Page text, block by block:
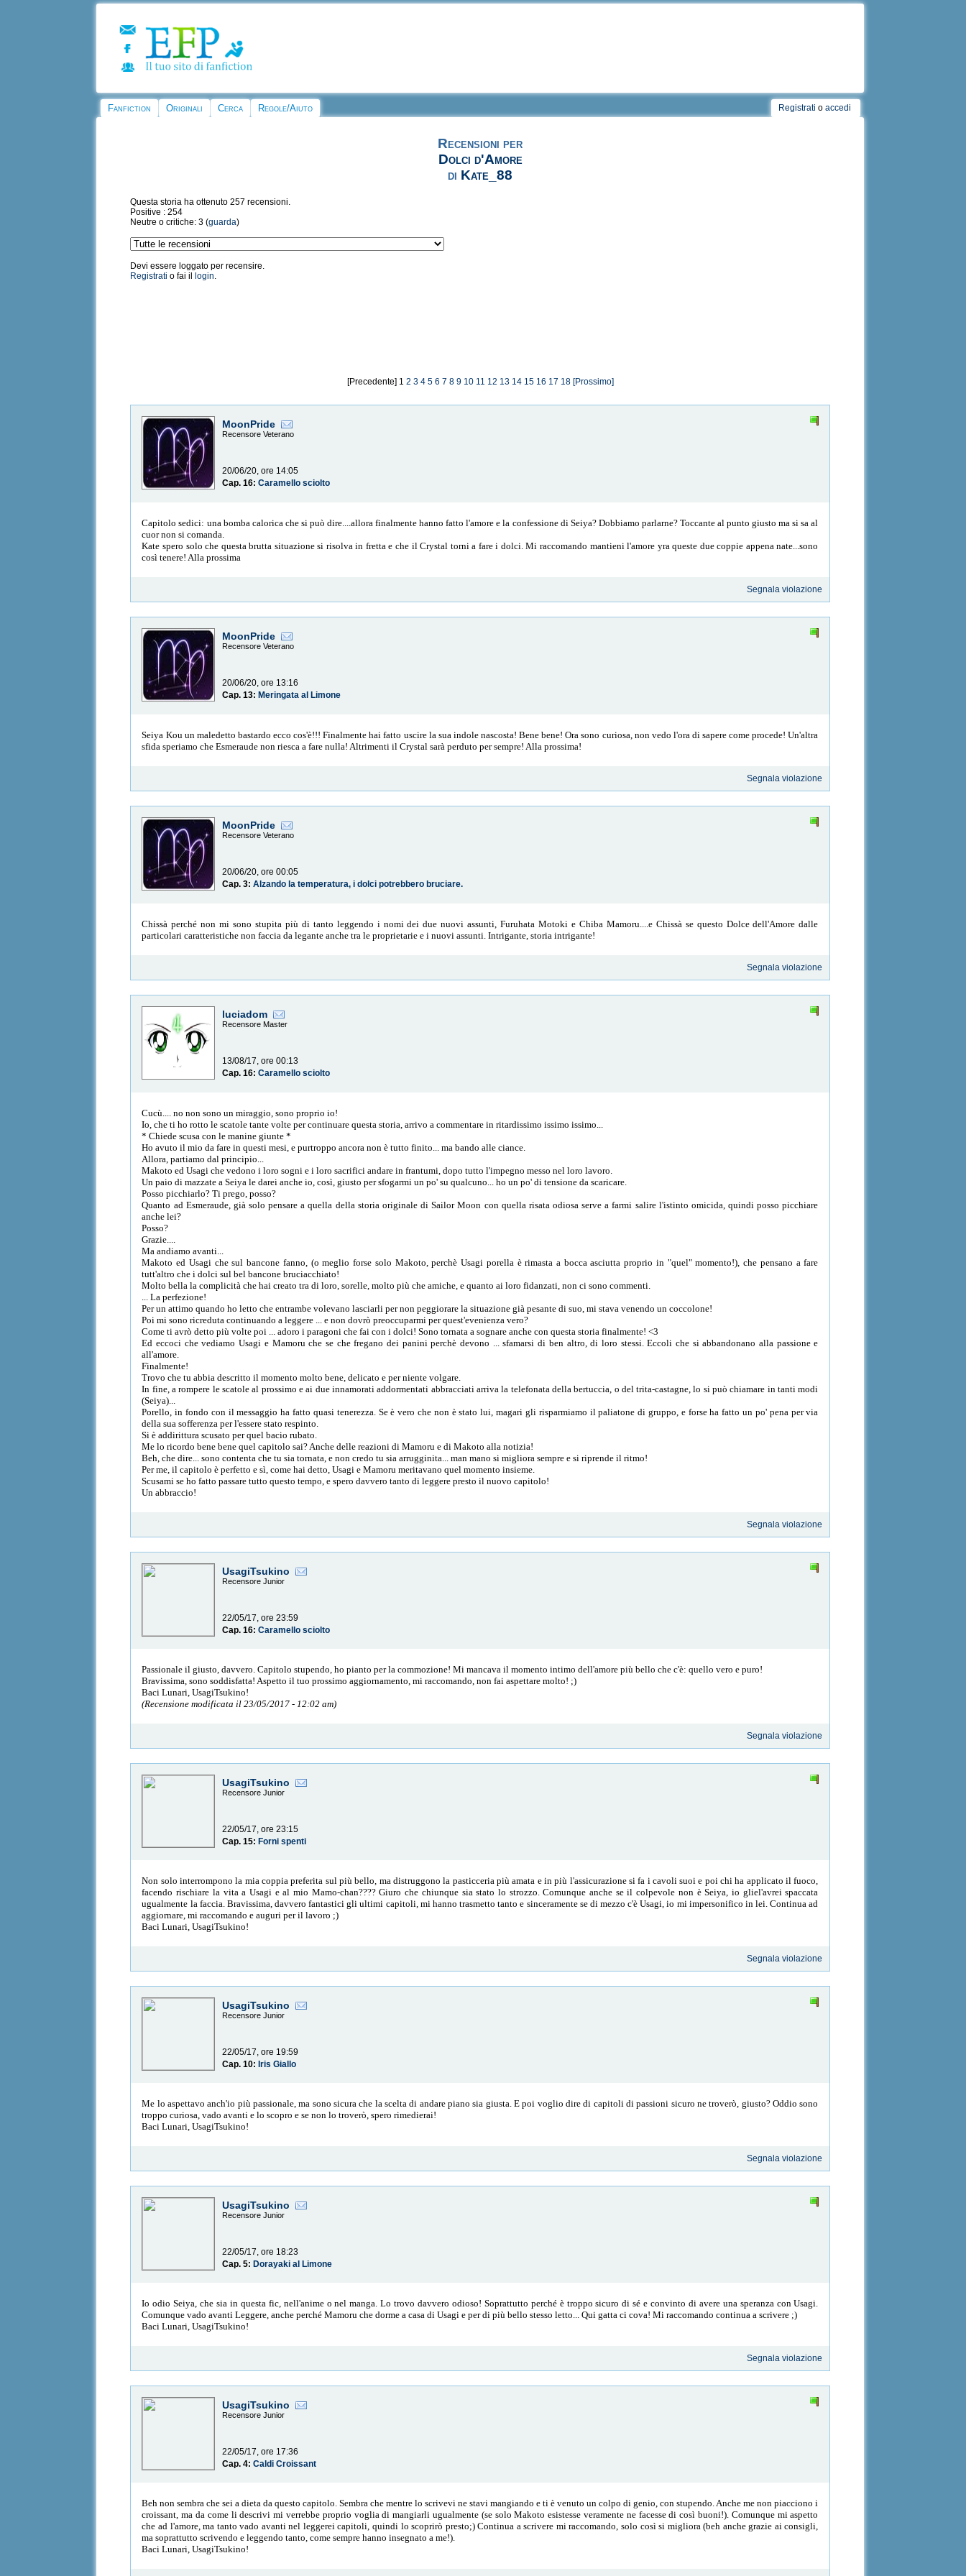
Fanfiction Originali Cerca Regole/Aiuto Registrati o accedi
Recensioni per
Dolci d'Amore
di Kate_88
Questa storia ha ottenuto 257 recensioni.
Positive : 254
Neutre o critiche: 3 (guarda)
Devi essere loggato per recensire.
Registrati o fai il login.
[Precedente] 1 2 3 4 5 6 7 8 9 10 11 12 13 14 15 16 17 18 [Prossimo]
MoonPride
Recensore Veterano
20/06/20, ore 14:05
Cap. 16:Caramello sciolto
Capitolo sedici: una bomba calorica che si può dire....allora finalmente hanno fatto l'amore e la confessione di Seiya? Dobbiamo parlarne? Toccante al punto giusto ma si sa al
cuor non si comanda.
Kate spero solo che questa brutta situazione si risolva in fretta e che il Crystal torni a fare i dolci. Mi raccomando mantieni l'amore yra queste due coppie appena nate...sono
così tenere! Alla prossima
Segnala violazione
MoonPride
Recensore Veterano
20/06/20, ore 13:16
Cap. 13: Meringata al Limone
Seiya Kou un maledetto bastardo ecco cos'è!!! Finalmente hai fatto uscire la sua indole nascosta! Bene bene! Ora sono curiosa, non vedo l'ora di sapere come procede! Un'altra
sfida speriamo che Esmeraude non riesca a fare nulla! Altrimenti il Crystal sarà perduto per sempre! Alla prossima!
Segnala violazione
MoonPride
Recensore Veterano
20/06/20, ore 00:05
Cap. 3:Alzando la temperatura, i dolci potrebbero bruciare.
Chissà perché non mi sono stupita più di tanto leggendo i nomi dei due nuovi assunti, Furuhata Motoki e Chiba Mamoru....e Chissà se questo Dolce dell'Amore dalle
particolari caratteristiche non faccia da legante anche tra le proprietarie e i nuovi assunti. Intrigante, storia intrigante!
Segnala violazione
luciadom
Recensore Master
13/08/17, ore 00:13
Cap. 16:Caramello sciolto
Cucù.... no non sono un miraggio, sono proprio io!
Io, che ti ho rotto le scatole tante volte per continuare questa storia, arrivo a commentare in ritardissimo issimo issimo...
* Chiede scusa con le manine giunte *
Ho avuto il mio da fare in questi mesi, e purtroppo ancora non è tutto finito... ma bando alle ciance.
Allora, partiamo dal principio...
Makoto ed Usagi che vedono i loro sogni e i loro sacrifici andare in frantumi, dopo tutto l'impegno messo nel loro lavoro.
Un paio di mazzate a Seiya le darei anche io, così, giusto per sfogarmi un po' su qualcuno... ho un po' di tensione da scaricare.
Posso picchiarlo? Ti prego, posso?
Quanto ad Esmeraude, già solo pensare a quella della storia originale di Sailor Moon con quella risata odiosa serve a farmi salire l'istinto omicida, quindi posso picchiare
anche lei?
Posso?
Grazie....
Ma andiamo avanti...
Makoto ed Usagi che sul bancone fanno, (o meglio forse solo Makoto, perchè Usagi porella è rimasta a bocca asciutta proprio in "quel" momento!), che pensano a fare
tutt'altro che i dolci sul bel bancone bruciacchiato!
Molto bella la complicità che hai creato tra di loro, sorelle, molto più che amiche, e quanto ai loro fidanzati, non ci sono commenti.
... La perfezione!
Per un attimo quando ho letto che entrambe volevano lasciarli per non peggiorare la situazione già pesante di suo, mi stava venendo un coccolone!
Poi mi sono ricreduta continuando a leggere ... e non dovrò preoccuparmi per quest'evenienza vero?
Come ti avrò detto più volte poi ... adoro i paragoni che fai con i dolci! Sono tornata a sognare anche con questa storia finalmente! <3
Ed eccoci che vediamo Usagi e Mamoru che se che fregano dei panini perchè devono ... sfamarsi di ben altro, di loro stessi. Eccoli che si abbandonano alla passione e
all'amore.
Finalmente!
Trovo che tu abbia descritto il momento molto bene, delicato e per niente volgare.
In fine, a rompere le scatole al prossimo e ai due innamorati addormentati abbracciati arriva la telefonata della bertuccia, o del trita-castagne, lo si può chiamare in tanti modi
(Seiya)...
Porello, in fondo con il messaggio ha fatto quasi tenerezza. Se è vero che non è stato lui, magari gli risparmiamo il paliatone di gruppo, e forse ha fatto un po' pena per via
della sua sofferenza per l'essere stato respinto.
Si è addirittura scusato per quel bacio rubato.
Me lo ricordo bene bene quel capitolo sai? Anche delle reazioni di Mamoru e di Makoto alla notizia!
Beh, che dire... sono contenta che tu sia tornata, e non credo tu sia arrugginita... man mano si migliora sempre e si riprende il ritmo!
Per me, il capitolo è perfetto e sì, come hai detto, Usagi e Mamoru meritavano quel momento insieme.
Scusami se ho fatto passare tutto questo tempo, e spero davvero tanto di leggere presto il nuovo capitolo!
Un abbraccio!
Segnala violazione
UsagiTsukino
Recensore Junior
22/05/17, ore 23:59
Cap. 16:Caramello sciolto
Passionale il giusto, davvero. Capitolo stupendo, ho pianto per la commozione! Mi mancava il momento intimo dell'amore più bello che c'è: quello vero e puro!
Bravissima, sono soddisfatta! Aspetto il tuo prossimo aggiornamento, mi raccomando, non fai aspettare molto! ;)
Baci Lunari, UsagiTsukino!
(Recensione modificata il 23/05/2017 - 12:02 am)
Segnala violazione
UsagiTsukino
Recensore Junior
22/05/17, ore 23:15
Cap. 15: Forni spenti
Non solo interrompono la mia coppia preferita sul più bello, ma distruggono la pasticceria più amata e in più l'assicurazione si fa i cavoli suoi e poi chi ha applicato il fuoco,
facendo rischiare la vita a Usagi e al mio Mamo-chan???? Giuro che chiunque sia stato lo strozzo. Comunque anche se il colpevole non è Seiya, io gliel'avrei spaccata
ugualmente la faccia. Bravissima, davvero fantastici gli ultimi capitoli, mi hanno trasmetto tanto e sinceramente se di mezzo c'è Usagi, io mi impersonifico in lei. Continua ad
aggiornare, mi raccomando e auguri per il lavoro ;)
Baci Lunari, UsagiTsukino!
Segnala violazione
UsagiTsukino
Recensore Junior
22/05/17, ore 19:59
Cap. 10: Iris Giallo
Me lo aspettavo anch'io più passionale, ma sono sicura che la scelta di andare piano sia giusta. E poi voglio dire di capitoli di passioni sicuro ne troverò, giusto? Oddio sono
troppo curiosa, vado avanti e lo scopro e se non lo troverò, spero rimedierai!
Baci Lunari, UsagiTsukino!
Segnala violazione
UsagiTsukino
Recensore Junior
22/05/17, ore 18:23
Cap. 5: Dorayaki al Limone
Io odio Seiya, che sia in questa fic, nell'anime o nel manga. Lo trovo davvero odioso! Soprattutto perché è troppo sicuro di sé e convinto di avere una speranza con Usagi.
Comunque vado avanti Leggere, anche perché Mamoru che dorme a casa di Usagi e per di più bello stesso letto... Qui gatta ci cova! Mi raccomando continua a scrivere ;)
Baci Lunari, UsagiTsukino!
Segnala violazione
UsagiTsukino
Recensore Junior
22/05/17, ore 17:36
Cap. 4:Caldi Croissant
Beh non sembra che sei a dieta da questo capitolo. Sembra che mentre lo scrivevi ne stavi mangiando e ti è venuto un colpo di genio, con stupendo. Anche me non piacciono i
croissant, ma da come li descrivi mi verrebbe proprio voglia di mangiarli ugualmente (se solo Makoto esistesse veramente ne facesse di così buoni!). Comunque mi aspetto
che ad l'amore, ma tanto vado avanti nel leggerei capitoli, quindi lo scoprirò presto;) Continua a scrivere mi raccomando, solo così si migliora (beh anche grazie ai consigli,
ma soprattutto scrivendo e leggendo tanto, come sempre hanno insegnato a me!).
Baci Lunari, UsagiTsukino!